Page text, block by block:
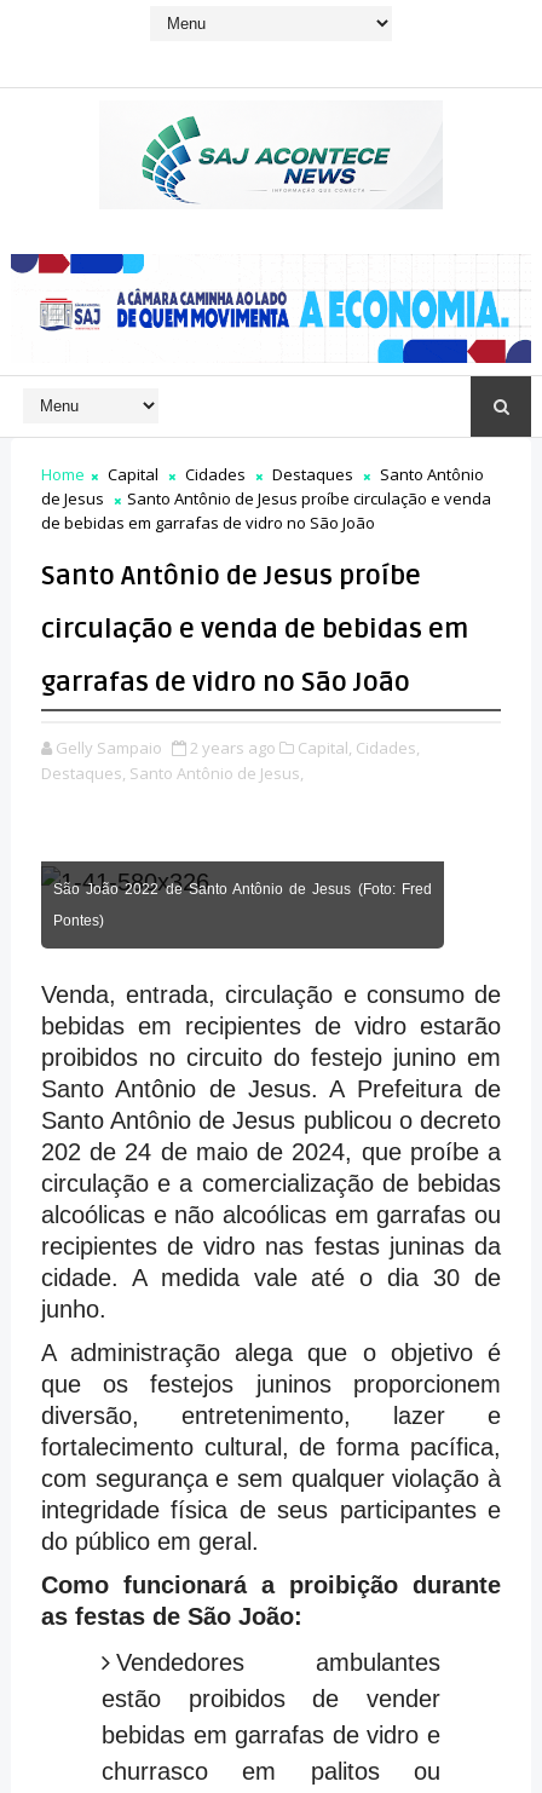
Home Capital Cidades Destaques
Santo Antônio
de Jesus
Santo Antônio de Jesus proíbe circulação e venda
de bebidas em garrafas de vidro no São João
Santo Antônio de Jesus proíbe
circulação e venda de bebidas em
garrafas de vidro no São João
Gelly Sampaio 2 years ago Capital, Cidades,
Destaques, Santo Antônio de Jesus,
São João 2022 de Santo Antônio de Jesus (Foto: Fred
Pontes)
Venda, entrada, circulação e consumo de
bebidas em recipientes de vidro estarão
proibidos no circuito do festejo junino em
Santo Antônio de Jesus. A Prefeitura de
Santo Antônio de Jesus publicou o decreto
202 de 24 de maio de 2024, que proíbe a
circulação e a comercialização de bebidas
alcoólicas e não alcoólicas em garrafas ou
recipientes de vidro nas festas juninas da
cidade. A medida vale até o dia 30 de
junho.
A administração alega que o objetivo é
que os festejos juninos proporcionem
diversão, entretenimento, lazer e
fortalecimento cultural, de forma pacífica,
com segurança e sem qualquer violação à
integridade física de seus participantes e
do público em geral.
Como funcionará a proibição durante
as festas de São João:
Vendedores ambulantes
estão proibidos de vender
bebidas em garrafas de vidro e
churrasco em palitos ou